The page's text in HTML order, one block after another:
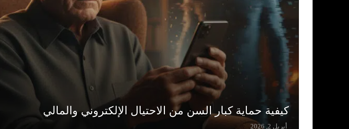
كيفية حماية كبار السن من الاحتيال الإلكتروني والمالي
أبريل 2, 2026